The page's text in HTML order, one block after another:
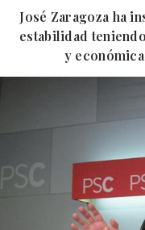
José Zaragoza ha
estabilidad
y